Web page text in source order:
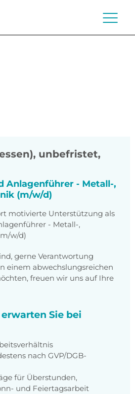
, unbefristet,
Anlagenführer - Metall-,
(m/w/d)
motivierte Unterstützung als
- Metall-,
w/d)
gerne Verantwortung
einem abwechslungsreichen
freuen wir uns auf Ihre
Sie bei
nach GVP/DGB-
für Überstunden,
und Feiertagsarbeit